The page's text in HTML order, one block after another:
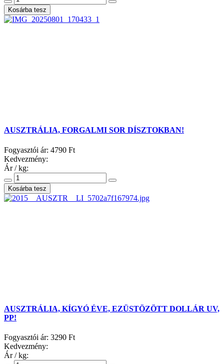
AUSZTRÁLIA, FORGALMI SOR DÍSZTOKBAN!
Fogyasztói ár: 4790 Ft
Kedvezmény:
Ár / kg:
AUSZTRÁLIA, KÍGYÓ ÉVE, EZÜSTÖZÖTT DOLLÁR UV,
PP!
Fogyasztói ár: 3290 Ft
Kedvezmény:
Ár / kg: